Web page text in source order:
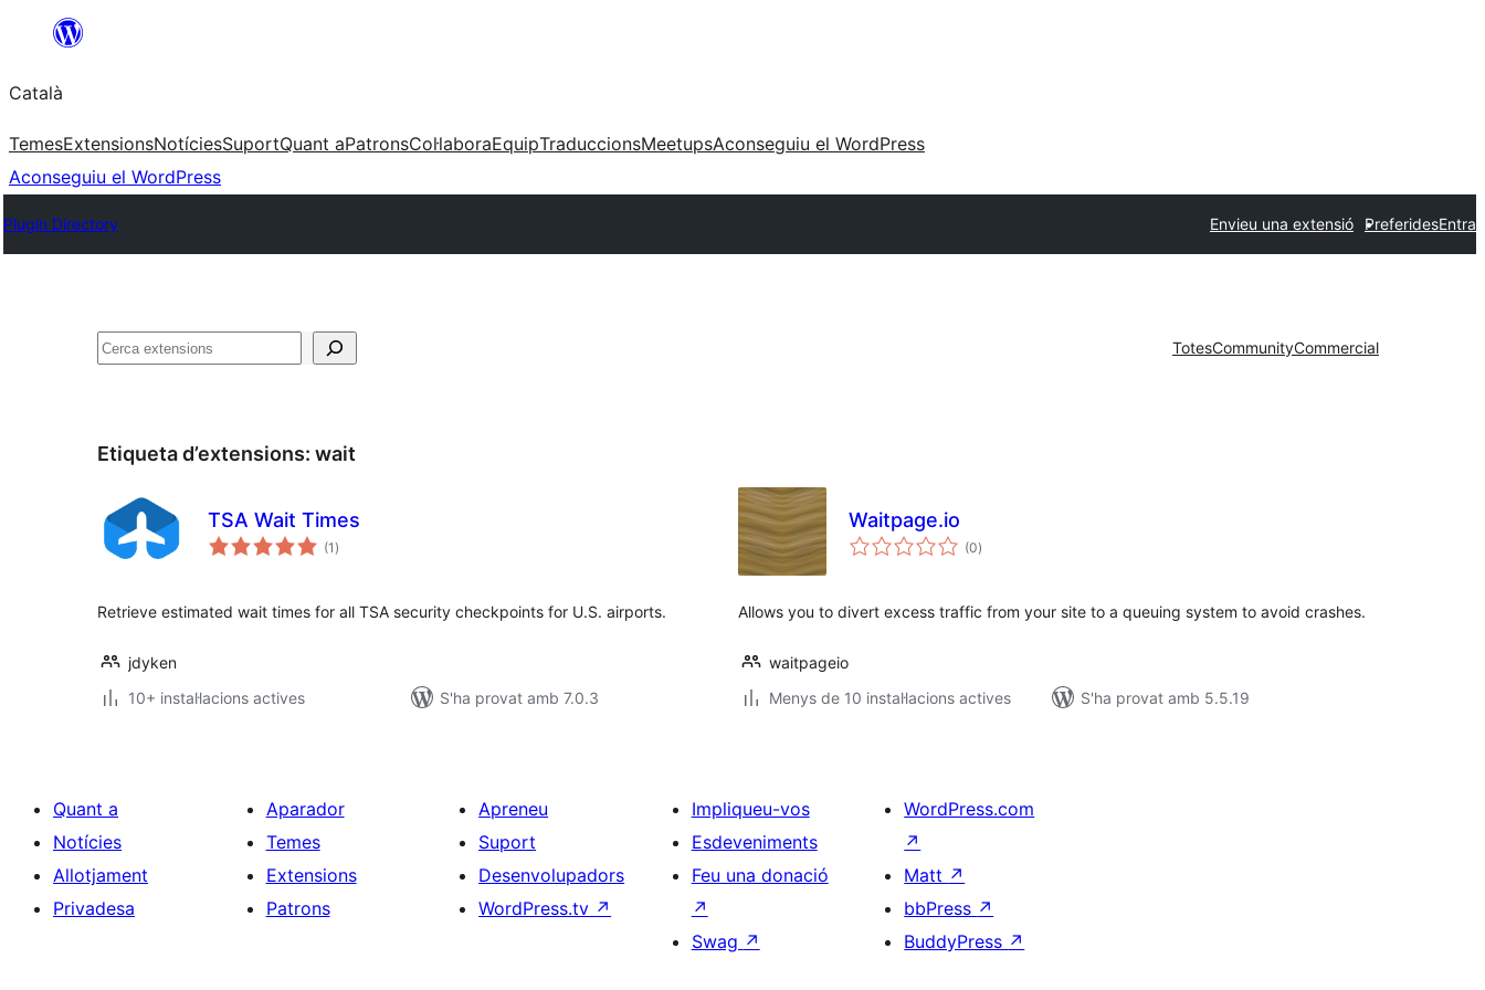
contingut
Català
TemesExtensionsNotíciesSuportQuant aPatronsCol·laboraEquipTraduccionsMeetupsAconseguiu el WordPress
Aconseguiu el WordPress
Plugin Directory Envieu una extensió PreferidesEntra
Cerca TotesCommunityCommercial
Etiqueta d’extensions: wait
TSA Wait Times
(1 puntuacions
totals
)
Retrieve estimated wait times for all TSA security checkpoints for U.S. airports.
jdyken
10+ instal·lacions actives
S'ha provat amb 7.0.3
Waitpage.io
(0puntuacions
totals
)
Allows you to divert excess traffic from your site to a queuing system to avoid crashes.
waitpageio
Menys de 10 instal·lacions actives
S'ha provat amb 5.5.19
Quant a
Notícies
Allotjament
Privadesa
Aparador
Temes
Extensions
Patrons
Apreneu
Suport
Desenvolupadors
WordPress.tv ↗
Impliqueu-vos
Esdeveniments
Feu una donació
↗
Swag ↗
WordPress.com
↗
Matt ↗
bbPress ↗
BuddyPress ↗